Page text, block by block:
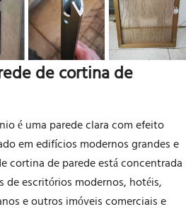
de cortina de
é uma parede clara com efeito
em edifícios modernos grandes e
cortina de parede está concentrada
escritórios modernos, hotéis,
e outros imóveis comerciais e